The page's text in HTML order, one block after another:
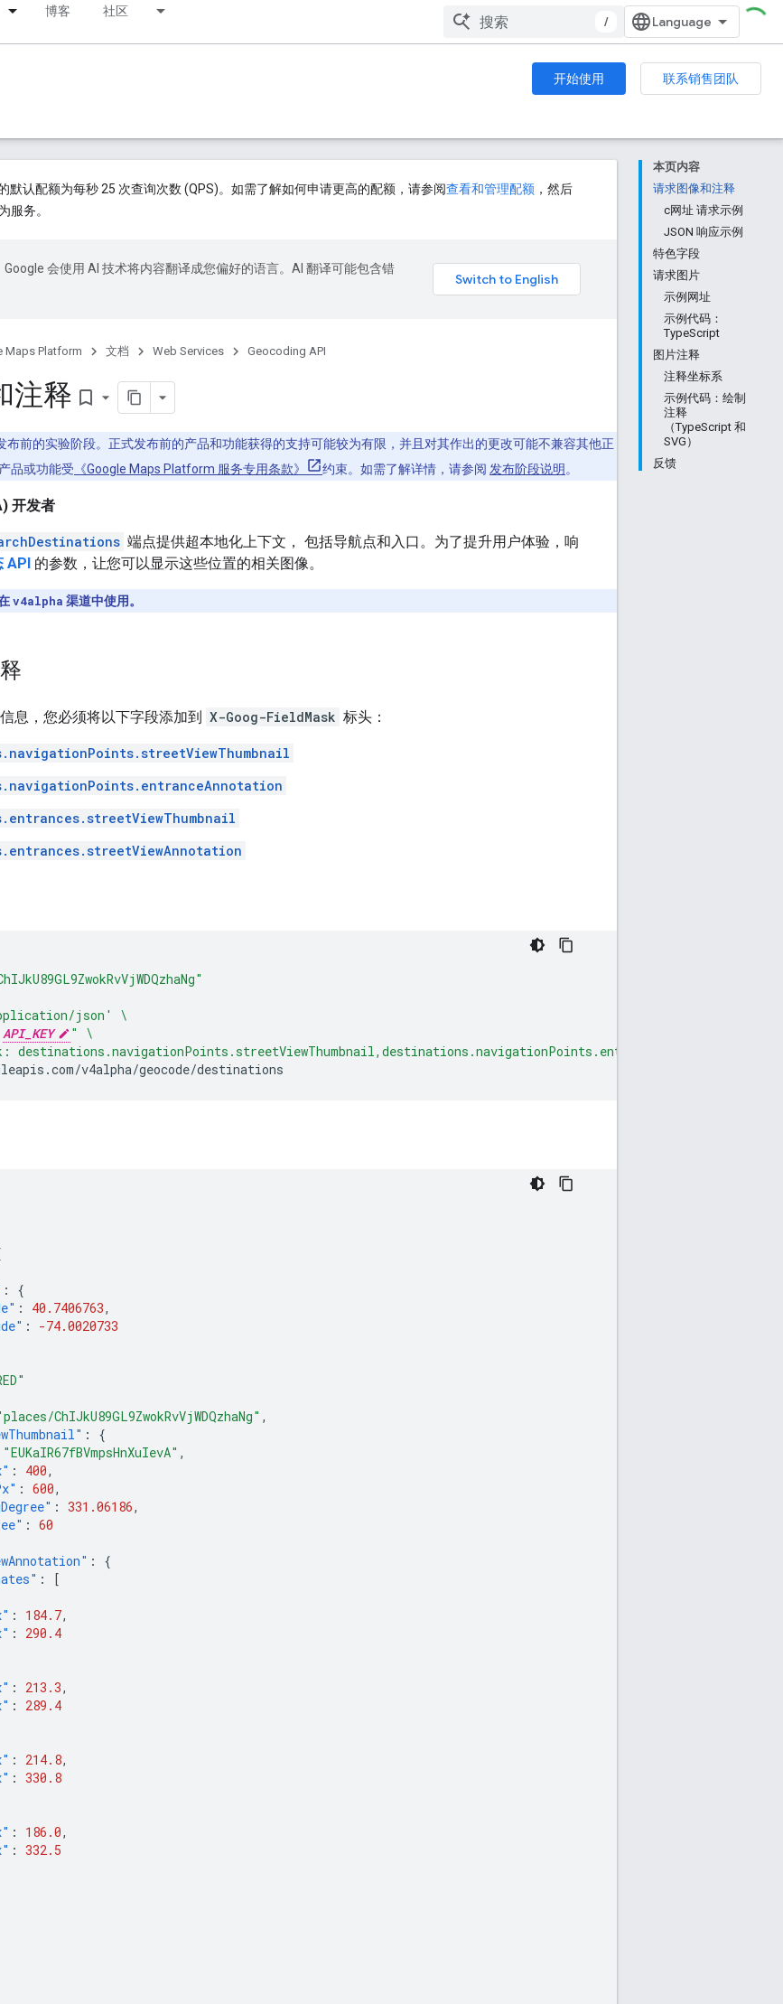
博客 社区
/
开始使用
联系销售团队
本页内容
请求图像和注释
c网址 请求示例
JSON 响应示例
特色字段
请求图片
示例网址
示例代码：
TypeScript
图片注释
注释坐标系
示例代码：绘制
注释
（TypeScript 和
SVG）
反馈
默认配额为每秒 25 次查询次数 (QPS)。如需了解如何申请更高的配额，请参阅查看和管理配额 ，然后
服务。
Google 会使用 AI 技术将内容翻译成您偏好的语言。AI 翻译可能包含错
Maps Platform 文档 Web Services Geocoding API
注释 bookmark_border
布前的实验阶段。正式发布前的产品和功能获得的支持可能较为有限，并且对其作出的更改可能不兼容其他正
品或功能受 《Google Maps Platform 服务专用条款》 约束。如需了解详情，请参阅 发布阶段说明 。
开发者
端点提供超本地化上下文， 包括导航点和入口。为了提升用户体验，响
API 的参数，让您可以显示这些位置的相关图像。
v4alpha 渠道中使用。
息，您必须将以下字段添加到 X-Goog-FieldMask 标头：
json'
\
API_KEY "
\
:
{
: 40.7406763,
:
-74.0020733
ChIJkU89GL9ZwokRvVjWDQzhaNg" ,
:
{
"EUKaIR67fBVmpsHnXuIevA" ,
: 400,
: 600,
: 331.06186,
: 60
:
{
:
[
: 184.7,
:
290.4
: 213.3,
:
289.4
: 214.8,
: 330.8
: 186.0,
: 332.5